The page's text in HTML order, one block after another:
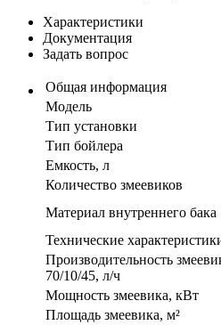
Характеристики
Документация
Задать вопрос
Общая информация
Модель
Тип установки
Тип бойлера
Емкость, л
Количество змеевиков
Материал внутреннего бака
Технические
Производительность
70/10/45, л/ч
Мощность змеевика, кВт
Площадь змеевика, м²